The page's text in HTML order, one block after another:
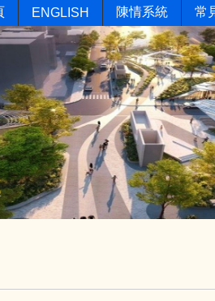
ENGLISH 陳情系統 常